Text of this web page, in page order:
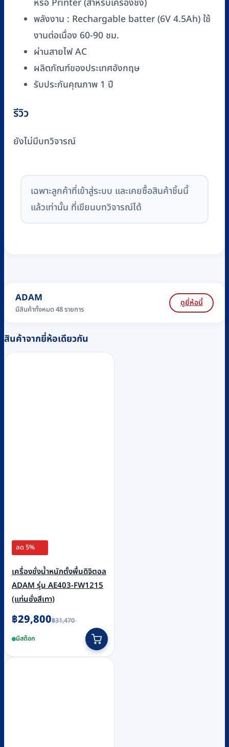
หรือ Printer (สำหรับเครื่องชั่ง)
พลังงาน : Rechargable batter (6V 4.5Ah) ใช้
งานต่อเนื่อง 60-90 ชม.
ผ่านสายไฟ AC
ผลิตภัณฑ์ของประเทศอังกฤษ
รับประกันคุณภาพ 1 ปี
รีวิว
ยังไม่มีบทวิจารณ์
เฉพาะลูกค้าที่เข้าสู่ระบบ และเคยซื้อสินค้าชิ้นนี้
แล้วเท่านั้น ที่เขียนบทวิจารณ์ได้
ADAM
มีสินค้าทั้งหมด 48 รายการ
ดูยี่ห้อนี้
สินค้าจากยี่ห้อเดียวกัน
ลด 5%
เครื่องชั่งน้ำหนักตั้งพื้นดิจิตอล
ADAM รุ่น AE403-FW1215
(แท่นชั่งสีเทา)
฿31,470
Original
price
was:
฿31,470.
฿29,800
Current
price
is:
฿29,800.
มีสต็อก